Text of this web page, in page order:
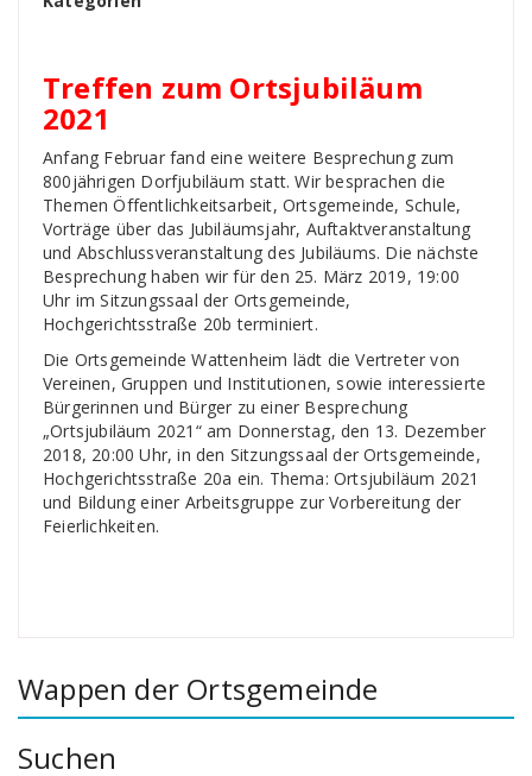
Treffen zum Ortsjubiläum
2021
Anfang Februar fand eine weitere Besprechung zum
800jährigen Dorfjubiläum statt. Wir besprachen die
Themen Öffentlichkeitsarbeit, Ortsgemeinde, Schule,
Vorträge über das Jubiläumsjahr, Auftaktveranstaltung
und Abschlussveranstaltung des Jubiläums. Die nächste
Besprechung haben wir für den 25. März 2019, 19:00
Uhr im Sitzungssaal der Ortsgemeinde,
Hochgerichtsstraße 20b terminiert.
Die Ortsgemeinde Wattenheim lädt die Vertreter von
Vereinen, Gruppen und Institutionen, sowie interessierte
Bürgerinnen und Bürger zu einer Besprechung
„Ortsjubiläum 2021“ am Donnerstag, den 13. Dezember
2018, 20:00 Uhr, in den Sitzungssaal der Ortsgemeinde,
Hochgerichtsstraße 20a ein. Thema: Ortsjubiläum 2021
und Bildung einer Arbeitsgruppe zur Vorbereitung der
Feierlichkeiten.
Wappen der Ortsgemeinde
Suchen